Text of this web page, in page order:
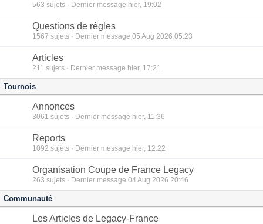
563 sujets · Dernier message hier, 19:02
Questions de règles
1567 sujets · Dernier message 05 Aug 2026 05:23
Articles
211 sujets · Dernier message hier, 17:21
Tournois
Annonces
3061 sujets · Dernier message hier, 11:36
Reports
1092 sujets · Dernier message hier, 12:22
Organisation Coupe de France Legacy
263 sujets · Dernier message 04 Aug 2026 20:46
Communauté
Les Articles de Legacy-France